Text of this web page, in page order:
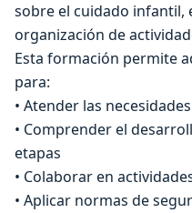
sobre el cuidado infantil,
organización de
Esta formación permite
para:
• Atender las
• Comprender el
etapas
• Colaborar en
• Aplicar normas de